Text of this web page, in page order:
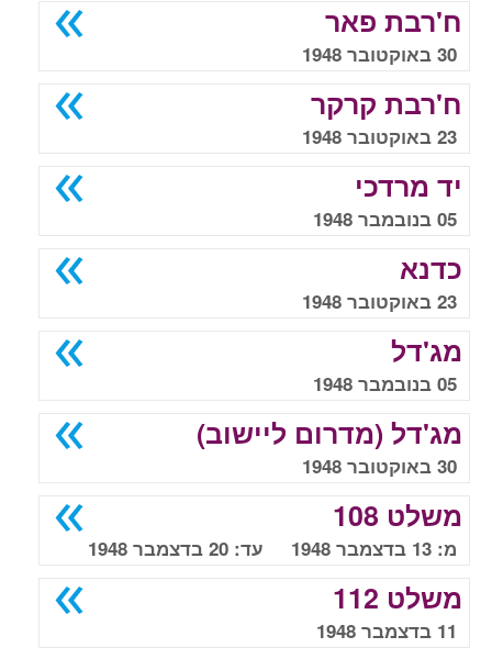
ח'רבת פאר
30 באוקטובר 1948
ח'רבת קרקר
23 באוקטובר 1948
יד מרדכי
05 בנובמבר 1948
כדנא
23 באוקטובר 1948
מג'דל
05 בנובמבר 1948
מג'דל (מדרום ליישוב)
30 באוקטובר 1948
משלט 108
מ: 13 בדצמבר 1948 עד: 20 בדצמבר 1948
משלט 112
11 בדצמבר 1948